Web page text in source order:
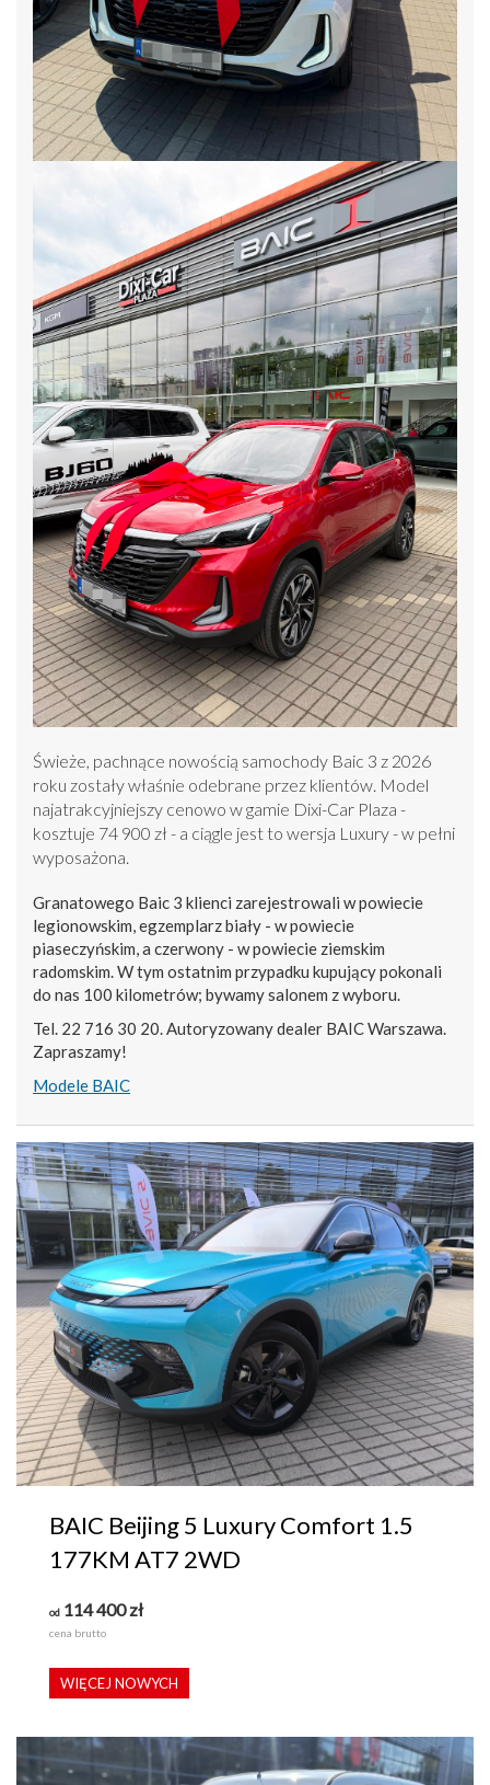
Świeże, pachnące nowością samochody Baic 3 z 2026
roku zostały właśnie odebrane przez klientów. Model
najatrakcyjniejszy cenowo w gamie Dixi-Car Plaza -
kosztuje 74 900 zł - a ciągle jest to wersja Luxury - w pełni
wyposażona.
Granatowego Baic 3 klienci zarejestrowali w powiecie
legionowskim, egzemplarz biały - w powiecie
piaseczyńskim, a czerwony - w powiecie ziemskim
radomskim. W tym ostatnim przypadku kupujący pokonali
do nas 100 kilometrów; bywamy salonem z wyboru.
Tel. 22 716 30 20. Autoryzowany dealer BAIC Warszawa.
Zapraszamy!
Modele BAIC
BAIC Beijing 5 Luxury Comfort 1.5
177KM AT7 2WD
od 114 400zł
cena brutto
WIĘCEJ NOWYCH